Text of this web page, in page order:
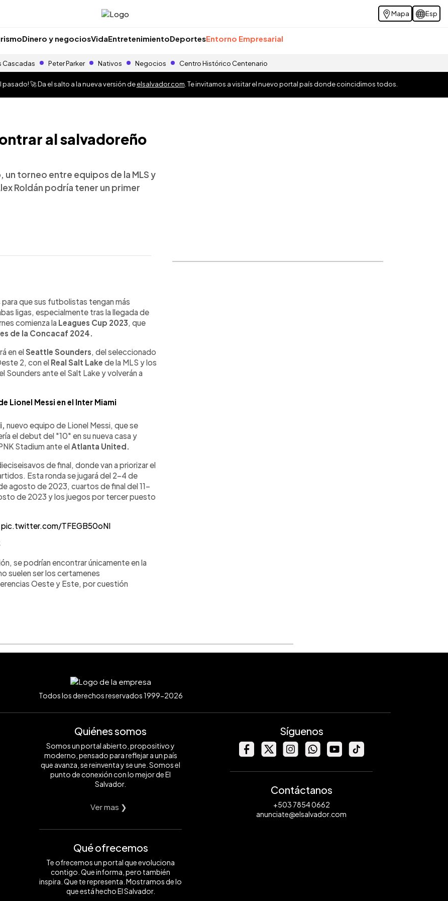
Mapa Esp
Dinero y negociosVidaEntretenimientoDeportesEntorno Empresarial
Cascadas Peter Parker Nativos Negocios Centro Histórico Centenario
pasado! 🚀 Da el salto a la nueva versión deelsalvador.com . Te invitamos a visitar el nuevo portal país donde coincidimos todos.
al salvadoreño
un torneo entre equipos de la MLS y
Roldán podría tener un primer
que sus futbolistas tengan más
ligas, especialmente tras la llegada de
comienza la Leagues Cup 2023, que
de la Concacaf 2024.
en el Seattle Sounders, del seleccionado
2, con el Real Salt Lake de la MLS y los
Sounders ante el Salt Lake y volverán a
Lionel Messi en el Inter Miami
nuevo equipo de Lionel Messi, que se
el debut del "10" en su nueva casa y
Stadium ante elAtlanta United.
de final, donde van a priorizar el
Esta ronda se jugará del 2–4 de
agosto de 2023, cuartos de final del 11–
de 2023 y los juegos por tercer puesto
pic.twitter.com/TFEGB50oNI
se podrían encontrar únicamente en la
suelen ser los certamenes
Oeste y Este, por cuestión
Todos los derechos reservados 1999-2026
Quiénes somos
Somos un portal abierto, propositivo y
moderno, pensado para reflejar a un país
que avanza, se reinventa y se une. Somos el
punto de conexión con lo mejor de El
Salvador.
Ver mas ❯
Qué ofrecemos
Te ofrecemos un portal que evoluciona
contigo. Que informa, pero también
inspira. Que te representa. Mostramos de lo
que está hecho El Salvador.
Síguenos
Contáctanos
+503 7854 0662
anunciate@elsalvador.com